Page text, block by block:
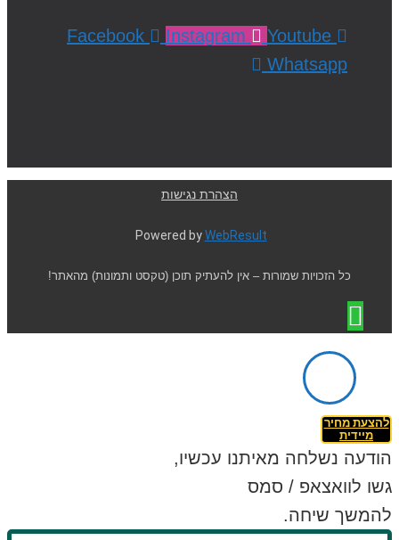
Facebook Instagram
Youtube
Whatsapp
הצהרת נגישות
Powered byWebResult
כל הזכויות שמורות – אין להעתיק תוכן (טקסט ותמונות) מהאתר!
להצעת מחיר
מיידית
הודעה נשלחה מאיתנו עכשיו,
גשו לוואצאפ / סמס
להמשך שיחה.